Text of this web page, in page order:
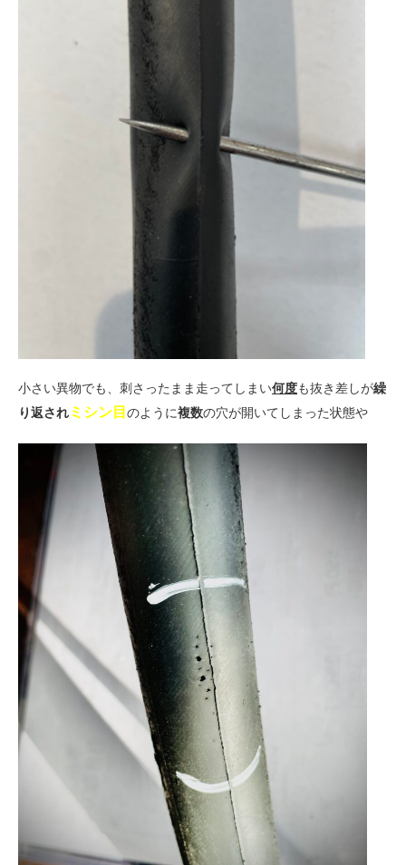
小さい異物でも、刺さったまま走ってしまい何度も抜き差しが繰
り返されミシン目 のように複数の穴が開いてしまった状態や